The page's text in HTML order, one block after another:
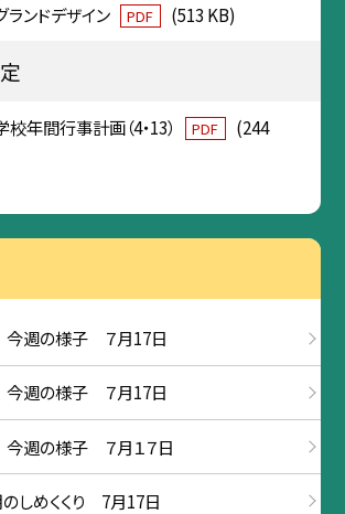
ンドデザイン PDF (513 KB)
年間行事計画（4・13） PDF
(244
週の様子 ７月17日
週の様子 ７月17日
週の様子 ７月１７日
しめくくり 7月17日